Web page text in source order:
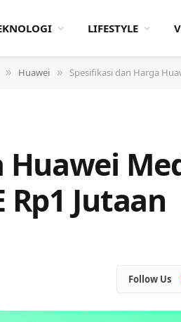
LIFESTYLE
» Huawei » Spesifikasi dan Harga
Rp1 Jutaan
Follow Us